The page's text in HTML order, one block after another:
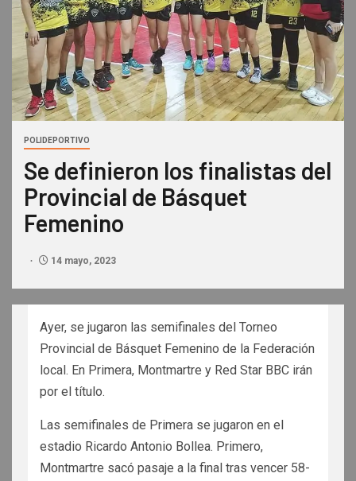
POLIDEPORTIVO
Se definieron los finalistas del
Provincial de Básquet
Femenino
14 mayo, 2023
Ayer, se jugaron las semifinales del Torneo
Provincial de Básquet Femenino de la Federación
local. En Primera, Montmartre y Red Star BBC irán
por el título.
Las semifinales de Primera se jugaron en el
estadio Ricardo Antonio Bollea. Primero,
Montmartre sacó pasaje a la final tras vencer 58-